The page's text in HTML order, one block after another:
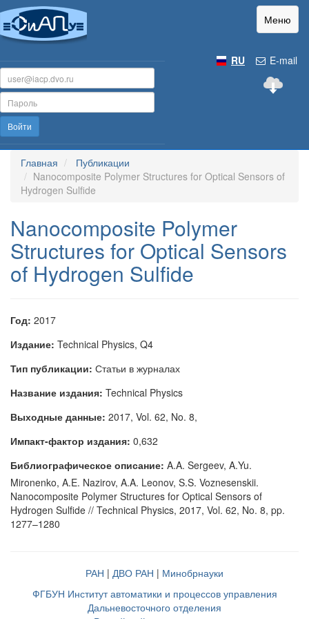
Меню
E-mail
RU
Войти
Главная
Публикации
Nanocomposite Polymer Structures for Optical Sensors of
Hydrogen Sulfide
Nanocomposite Polymer
Structures for Optical Sensors
of Hydrogen Sulfide
Год: 2017
Издание: Technical Physics, Q4
Тип публикации: Статьи в журналах
Название издания: Technical Physics
Выходные данные: 2017, Vol. 62, No. 8,
Импакт-фактор издания: 0,632
Библиографическое описание: A.A. Sergeev, A.Yu.
Mironenko, A.E. Nazirov, A.A. Leonov, S.S. Voznesenskii.
Nanocomposite Polymer Structures for Optical Sensors of
Hydrogen Sulfide // Technical Physics, 2017, Vol. 62, No. 8, pp.
1277–1280
РАН | ДВО РАН | Минобрнауки
ФГБУН Институт автоматики и процессов управления
Дальневосточного отделения